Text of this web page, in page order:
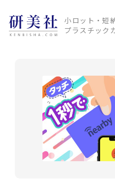
小ロット・短
プラスチック